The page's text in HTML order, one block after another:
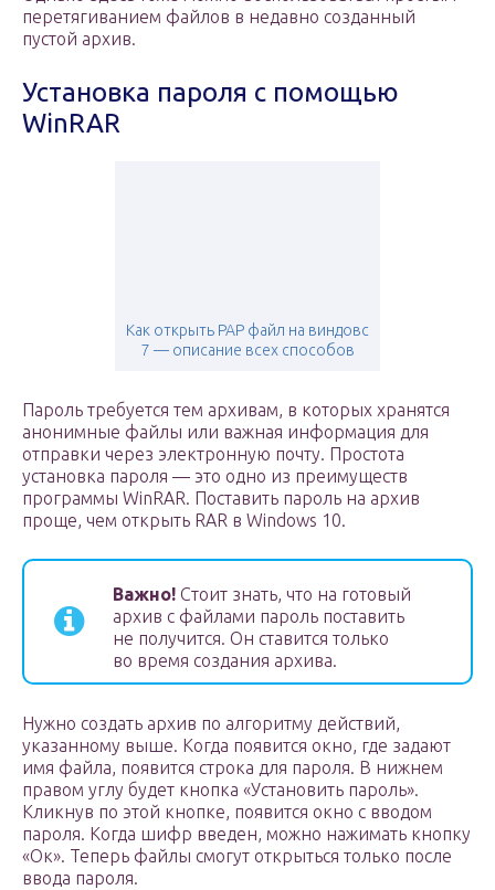
перетягиванием файлов в недавно созданный
пустой архив.
Установка пароля с помощью
WinRAR
Как открыть PAP файл на виндовс
7 — описание всех способов
Пароль требуется тем архивам, в которых хранятся
анонимные файлы или важная информация для
отправки через электронную почту. Простота
установка пароля — это одно из преимуществ
программы WinRAR. Поставить пароль на архив
проще, чем открыть RAR в Windows 10.
Важно! Стоит знать, что на готовый
архив с файлами пароль поставить
не получится. Он ставится только
во время создания архива.
Нужно создать архив по алгоритму действий,
указанному выше. Когда появится окно, где задают
имя файла, появится строка для пароля. В нижнем
правом углу будет кнопка «Установить пароль».
Кликнув по этой кнопке, появится окно с вводом
пароля. Когда шифр введен, можно нажимать кнопку
«Ок». Теперь файлы смогут открыться только после
ввода пароля.